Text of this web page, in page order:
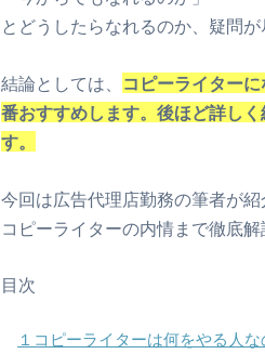
とどうしたらなれるのか、疑問が
結論としては、
コピーライター
番おすすめします。後ほど詳し
す。
今回は広告代理店勤務の筆者が
コピーライターの内情まで徹底解
目次
１コピーライターは何をやる人な